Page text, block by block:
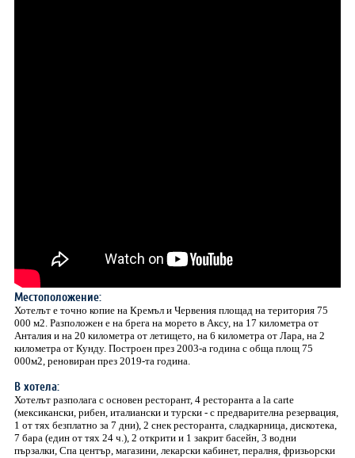
Местоположение:
Хотелът е точно копие на Кремъл и Червения площад на територия 75
000 м2. Разположен е на брега на морето в Аксу, на 17 километра от
Анталия и на 20 километра от летището, на 6 километра от Лара, на 2
километра от Кунду. Построен през 2003-а година с обща площ 75
000м2, реновиран през 2019-та година.
В хотела:
Хотелът разполага с основен ресторант, 4 ресторанта a la carte
(мексикански, рибен, италиански и турски - с предварителна резервация,
1 от тях безплатно за 7 дни), 2 снек ресторанта, сладкарница, дискотека,
7 бара (един от тях 24 ч.), 2 открити и 1 закрит басейн, 3 водни
пързалки, Спа център, магазини, лекарски кабинет, пералня, фризьорски